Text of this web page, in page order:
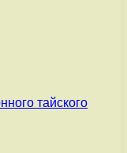
тайского